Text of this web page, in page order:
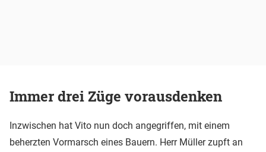
Immer drei Züge vorausdenken
Inzwischen hat Vito nun doch angegriffen, mit einem
beherzten Vormarsch eines Bauern. Herr Müller zupft an